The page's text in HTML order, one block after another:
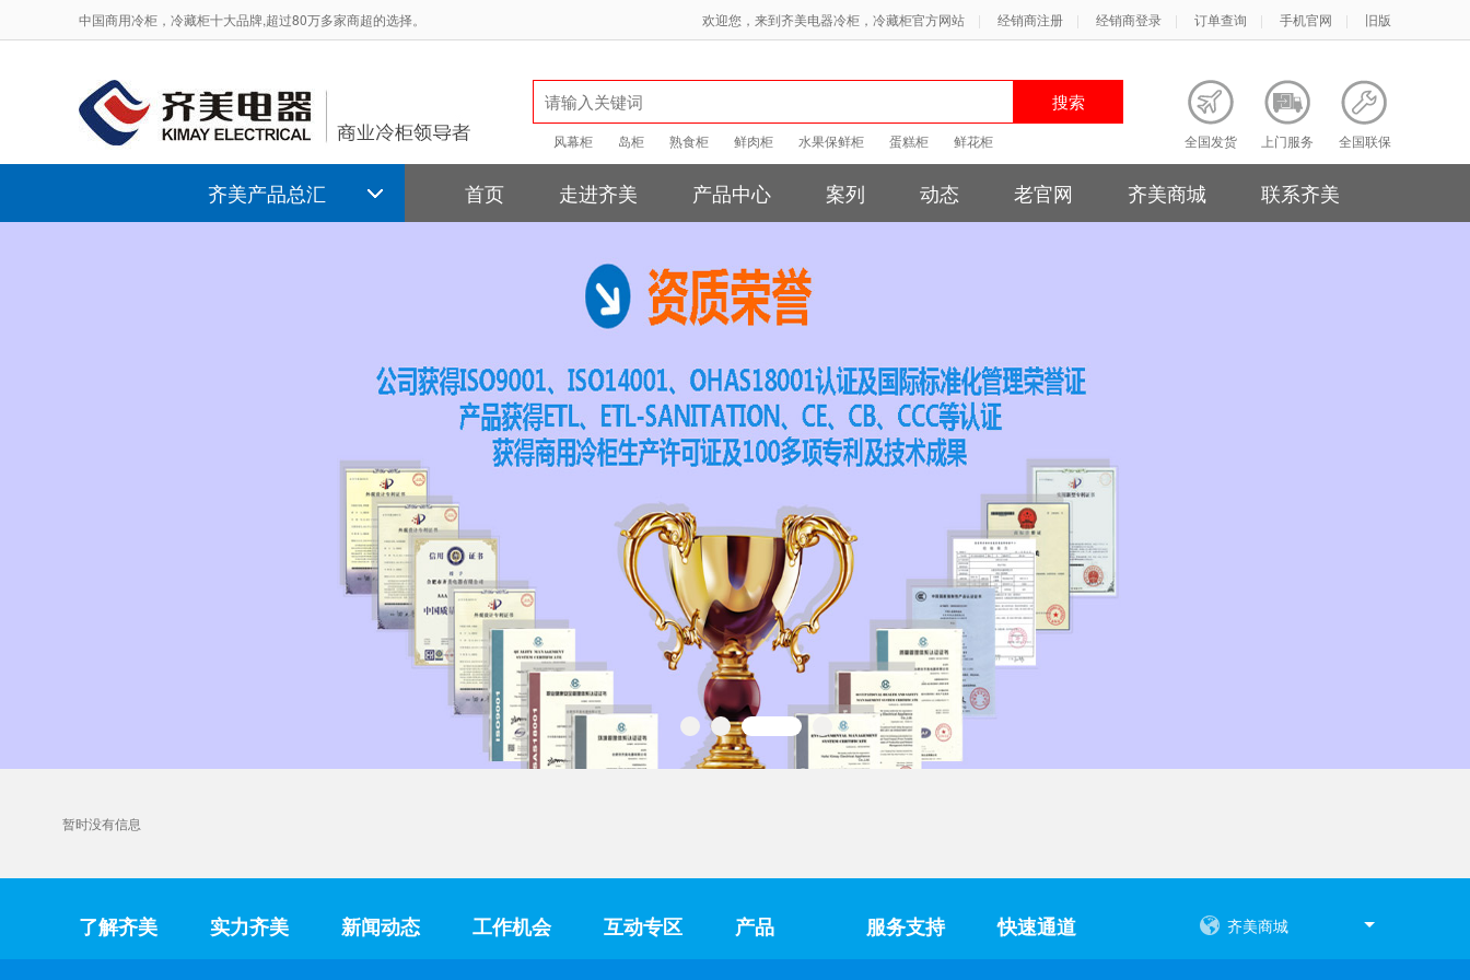
中国商用冷柜，冷藏柜十大品牌,超过80万多家商超的选择。 欢迎您，来到齐美电器冷柜，冷藏柜官方网站 | 经销商注册 | 经销商登录 | 订单查询 | 手机官网 | 旧版
风幕柜 岛柜 熟食柜 鲜肉柜 水果保鲜柜 蛋糕柜 鲜花柜 全国发货 上门服务 全国联保
齐美产品总汇 首页 走进齐美 产品中心 案列 动态 老官网 齐美商城 联系齐美
暂时没有信息
了解齐美 实力齐美 新闻动态 工作机会 互动专区 产品 服务支持 快速通道 齐美商城